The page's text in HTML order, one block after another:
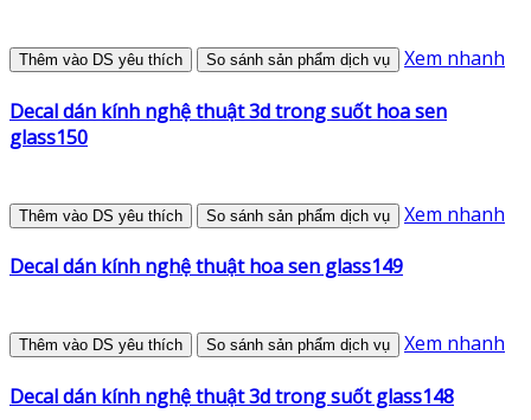
Thêm vào DS yêu thích So sánh sản phẩm dịch vụ Xem nhanh
Decal dán kính nghệ thuật 3d trong suốt hoa sen
glass150
Thêm vào DS yêu thích So sánh sản phẩm dịch vụ Xem nhanh
Decal dán kính nghệ thuật hoa sen glass149
Thêm vào DS yêu thích So sánh sản phẩm dịch vụ Xem nhanh
Decal dán kính nghệ thuật 3d trong suốt glass148